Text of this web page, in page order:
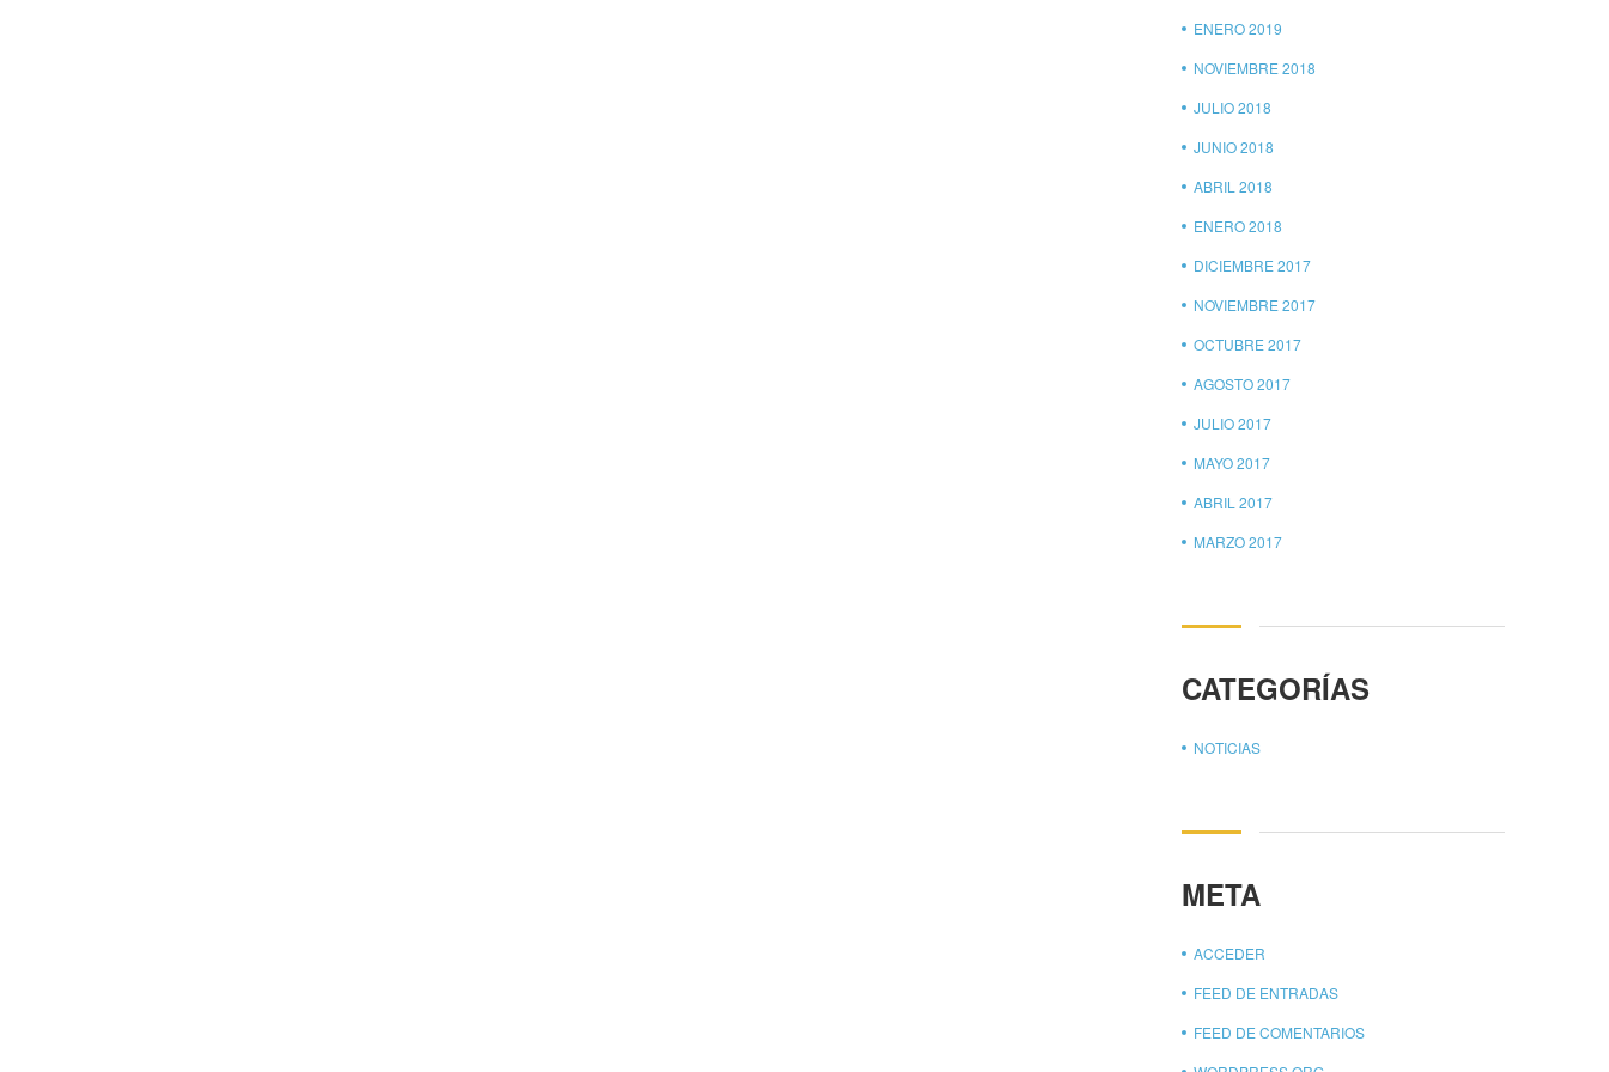
ENERO 2019
NOVIEMBRE 2018
JULIO 2018
JUNIO 2018
ABRIL 2018
ENERO 2018
DICIEMBRE 2017
NOVIEMBRE 2017
OCTUBRE 2017
AGOSTO 2017
JULIO 2017
MAYO 2017
ABRIL 2017
MARZO 2017
CATEGORÍAS
NOTICIAS
META
ACCEDER
FEED DE ENTRADAS
FEED DE COMENTARIOS